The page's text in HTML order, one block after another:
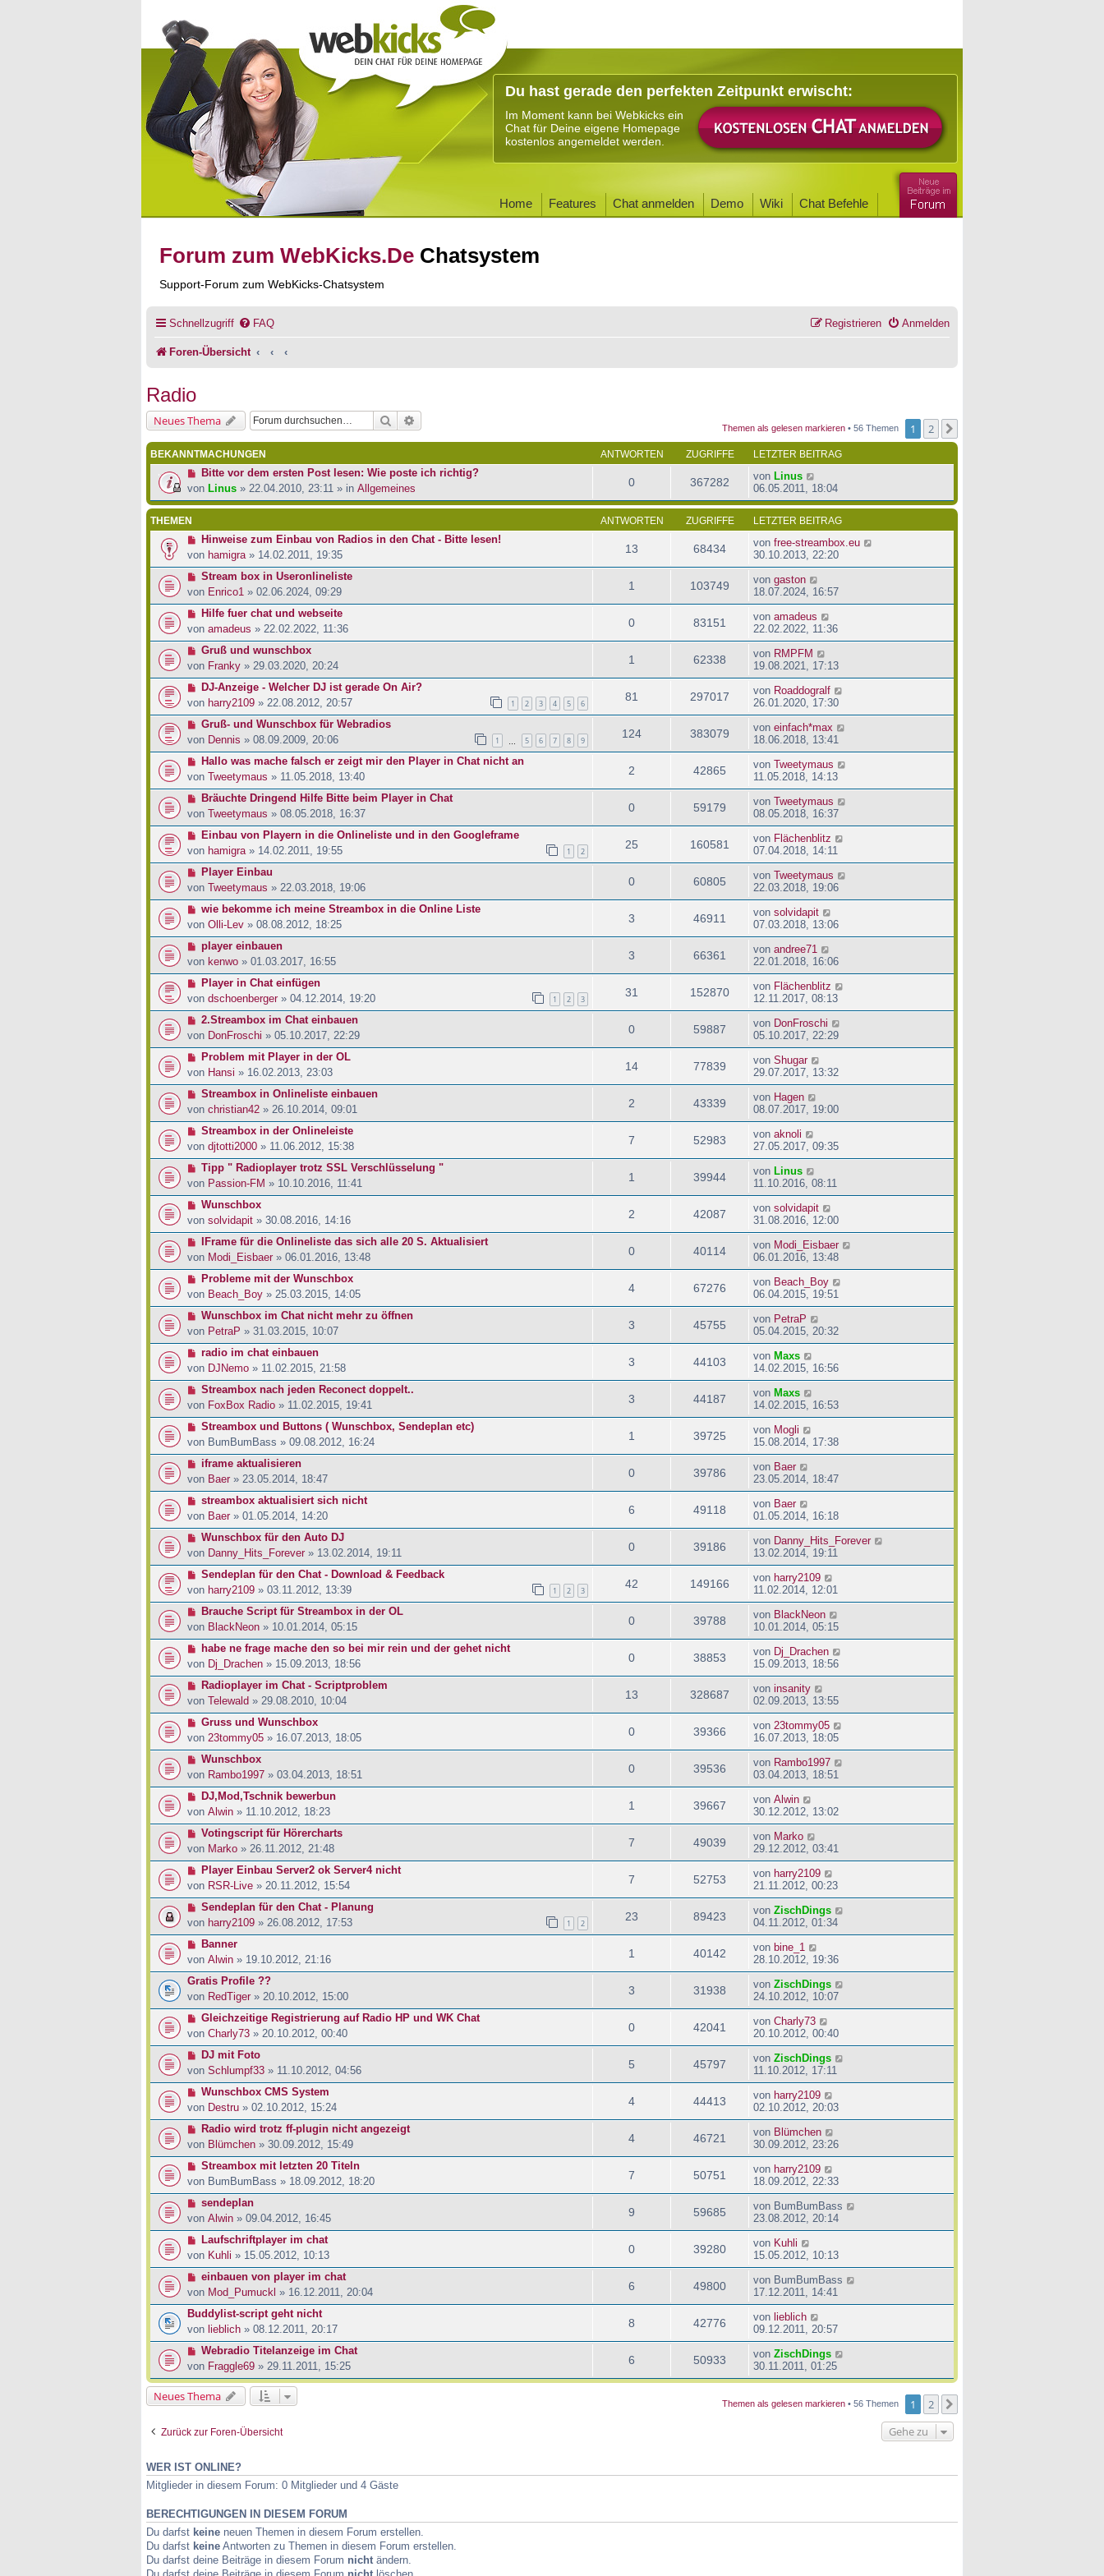
Du hast gerade den perfekten Zeitpunkt erwischt:
Im Moment kann bei Webkicks ein
Chat für Deine eigene Homepage
kostenlos angemeldet werden.
Home Features Chat anmelden Demo Wiki Chat Befehle
Forum zum WebKicks.De Chatsystem
Support-Forum zum WebKicks-Chatsystem
Schnellzugriff FAQ Anmelden
Registrieren
Foren-Übersicht
Radio
Neues Thema Suche
Themen als gelesen markieren • 56 Themen 1 2
BEKANNTMACHUNGEN ANTWORTEN ZUGRIFFE LETZTER BEITRAG
Bitte vor dem ersten Post lesen: Wie poste ich richtig?
von Linus » 22.04.2010, 23:11 » in Allgemeines 0 367282 von Linus
06.05.2011, 18:04
THEMEN ANTWORTEN ZUGRIFFE LETZTER BEITRAG
Hinweise zum Einbau von Radios in den Chat - Bitte lesen!
von hamigra » 14.02.2011, 19:35 13 68434 von free-streambox.eu
30.10.2013, 22:20
Stream box in Useronlineliste
von Enrico1 » 02.06.2024, 09:29 1 103749 von gaston
18.07.2024, 16:57
Hilfe fuer chat und webseite
von amadeus » 22.02.2022, 11:36 0 83151 von amadeus
22.02.2022, 11:36
Gruß und wunschbox
von Franky » 29.03.2020, 20:24 1 62338 von RMPFM
19.08.2021, 17:13
DJ-Anzeige - Welcher DJ ist gerade On Air?
von harry2109 » 22.08.2012, 20:57 1 2 3 4 5 6
81 297017 von Roaddogralf
26.01.2020, 17:30
Gruß- und Wunschbox für Webradios
von Dennis » 08.09.2009, 20:06 1 5 6 7 8 9
124 383079 von einfach*max
18.06.2018, 13:41
Hallo was mache falsch er zeigt mir den Player in Chat nicht an
von Tweetymaus » 11.05.2018, 13:40 2 42865 von Tweetymaus
11.05.2018, 14:13
Bräuchte Dringend Hilfe Bitte beim Player in Chat
von Tweetymaus » 08.05.2018, 16:37 0 59179 von Tweetymaus
08.05.2018, 16:37
Einbau von Playern in die Onlineliste und in den Googleframe
von hamigra » 14.02.2011, 19:55 1 2
25 160581 von Flächenblitz
07.04.2018, 14:11
Player Einbau
von Tweetymaus » 22.03.2018, 19:06 0 60805 von Tweetymaus
22.03.2018, 19:06
wie bekomme ich meine Streambox in die Online Liste
von Olli-Lev » 08.08.2012, 18:25 3 46911 von solvidapit
07.03.2018, 13:06
player einbauen
von kenwo » 01.03.2017, 16:55 3 66361 von andree71
22.01.2018, 16:06
Player in Chat einfügen
von dschoenberger» 04.12.2014, 19:20 1 2 3
31 152870 von Flächenblitz
12.11.2017, 08:13
2.Streambox im Chat einbauen
von DonFroschi » 05.10.2017, 22:29 0 59887 von DonFroschi
05.10.2017, 22:29
Problem mit Player in der OL
von Hansi » 16.02.2013, 23:03 14 77839 von Shugar
29.07.2017, 13:32
Streambox in Onlineliste einbauen
von christian42 » 26.10.2014, 09:01 2 43339 von Hagen
08.07.2017, 19:00
Streambox in der Onlineleiste
von djtotti2000 » 11.06.2012, 15:38 7 52983 von aknoli
27.05.2017, 09:35
Tipp " Radioplayer trotz SSL Verschlüsselung "
von Passion-FM » 10.10.2016, 11:41 1 39944 von Linus
11.10.2016, 08:11
Wunschbox
von solvidapit » 30.08.2016, 14:16 2 42087 von solvidapit
31.08.2016, 12:00
IFrame für die Onlineliste das sich alle 20 S. Aktualisiert
von Modi_Eisbaer » 06.01.2016, 13:48 0 40114 von Modi_Eisbaer
06.01.2016, 13:48
Probleme mit der Wunschbox
von Beach_Boy » 25.03.2015, 14:05 4 67276 von Beach_Boy
06.04.2015, 19:51
Wunschbox im Chat nicht mehr zu öffnen
von PetraP » 31.03.2015, 10:07 3 45755 von PetraP
05.04.2015, 20:32
radio im chat einbauen
von DJNemo » 11.02.2015, 21:58 3 44103 von Maxs
14.02.2015, 16:56
Streambox nach jeden Reconect doppelt..
von FoxBox Radio » 11.02.2015, 19:41 3 44187 von Maxs
14.02.2015, 16:53
Streambox und Buttons ( Wunschbox, Sendeplan etc)
von BumBumBass » 09.08.2012, 16:24 1 39725 von Mogli
15.08.2014, 17:38
iframe aktualisieren
von Baer » 23.05.2014, 18:47 0 39786 von Baer
23.05.2014, 18:47
streambox aktualisiert sich nicht
von Baer» 01.05.2014, 14:20 6 49118 von Baer
01.05.2014, 16:18
Wunschbox für den Auto DJ
von Danny_Hits_Forever » 13.02.2014, 19:11 0 39186 von Danny_Hits_Forever
13.02.2014, 19:11
Sendeplan für den Chat - Download & Feedback
von harry2109 » 03.11.2012, 13:39 1 2 3
42 149166 von harry2109
11.02.2014, 12:01
Brauche Script für Streambox in der OL
von BlackNeon » 10.01.2014, 05:15 0 39788 von BlackNeon
10.01.2014, 05:15
habe ne frage mache den so bei mir rein und der gehet nicht
von Dj_Drachen » 15.09.2013, 18:56 0 38853 von Dj_Drachen
15.09.2013, 18:56
Radioplayer im Chat - Scriptproblem
von Telewald » 29.08.2010, 10:04 13 328687 von insanity
02.09.2013, 13:55
Gruss und Wunschbox
von 23tommy05 » 16.07.2013, 18:05 0 39366 von 23tommy05
16.07.2013, 18:05
Wunschbox
von Rambo1997 » 03.04.2013, 18:51 0 39536 von Rambo1997
03.04.2013, 18:51
DJ,Mod,Tschnik bewerbun
von Alwin » 11.10.2012, 18:23 1 39667 von Alwin
30.12.2012, 13:02
Votingscript für Hörercharts
von Marko » 26.11.2012, 21:48 7 49039 von Marko
29.12.2012, 03:41
Player Einbau Server2 ok Server4 nicht
von RSR-Live » 20.11.2012, 15:54 7 52753 von harry2109
21.11.2012, 00:23
Sendeplan für den Chat - Planung
von harry2109 » 26.08.2012, 17:53 1 2
23 89423 von ZischDings
04.11.2012, 01:34
Banner
von Alwin » 19.10.2012, 21:16 1 40142 von bine_1
28.10.2012, 19:36
Gratis Profile ??
von RedTiger » 20.10.2012, 15:00 3 31938 von ZischDings
24.10.2012, 10:07
Gleichzeitige Registrierung auf Radio HP und WK Chat
von Charly73 » 20.10.2012, 00:40 0 42041 von Charly73
20.10.2012, 00:40
DJ mit Foto
von Schlumpf33 » 11.10.2012, 04:56 5 45797 von ZischDings
11.10.2012, 17:11
Wunschbox CMS System
von Destru » 02.10.2012, 15:24 4 44413 von harry2109
02.10.2012, 20:03
Radio wird trotz ff-plugin nicht angezeigt
von Blümchen » 30.09.2012, 15:49 4 46721 von Blümchen
30.09.2012, 23:26
Streambox mit letzten 20 Titeln
von BumBumBass » 18.09.2012, 18:20 7 50751 von harry2109
18.09.2012, 22:33
sendeplan
von Alwin » 09.04.2012, 16:45 9 59685 von BumBumBass
23.08.2012, 20:14
Laufschriftplayer im chat
von Kuhli » 15.05.2012, 10:13 0 39280 von Kuhli
15.05.2012, 10:13
einbauen von player im chat
von Mod_Pumuckl » 16.12.2011, 20:04 6 49800 von BumBumBass
17.12.2011, 14:41
Buddylist-script geht nicht
von lieblich » 08.12.2011, 20:17 8 42776 von lieblich
09.12.2011, 20:57
Webradio Titelanzeige im Chat
von Fraggle69 » 29.11.2011, 15:25 6 50933 von ZischDings
30.11.2011, 01:25
Neues Thema Themen als gelesen markieren • 56 Themen 1 2
Zurück zur Foren-Übersicht Gehe zu
WER IST ONLINE?
Mitglieder in diesem Forum: 0 Mitglieder und 4 Gäste
BERECHTIGUNGEN IN DIESEM FORUM
Du darfst keine neuen Themen in diesem Forum erstellen.
Du darfst keine Antworten zu Themen in diesem Forum erstellen.
Du darfst deine Beiträge in diesem Forum nicht ändern.